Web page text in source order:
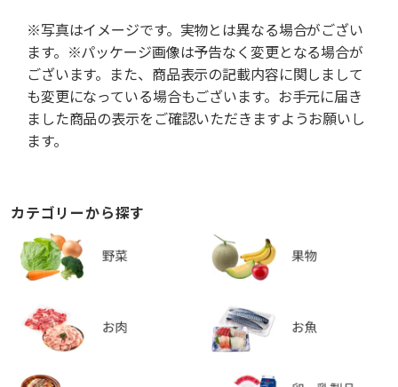
※写真はイメージです。実物とは異なる場合がござい
ます。※パッケージ画像は予告なく変更となる場合が
ございます。また、商品表示の記載内容に関しまして
も変更になっている場合もございます。お手元に届き
ました商品の表示をご確認いただきますようお願いし
ます。
カテゴリーから探す